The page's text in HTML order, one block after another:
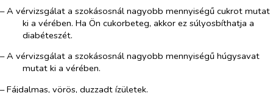
– A vérvizsgálat a szokásosnál nagyobb mennyiségű cukrot mutat
ki a vérében. Ha Ön cukorbeteg, akkor ez súlyosbíthatja a
diabéteszét.
– A vérvizsgálat a szokásosnál nagyobb mennyiségű húgysavat
mutat ki a vérében.
– Fájdalmas, vörös, duzzadt ízületek.